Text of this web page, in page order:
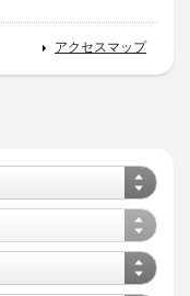
アクセスマップ